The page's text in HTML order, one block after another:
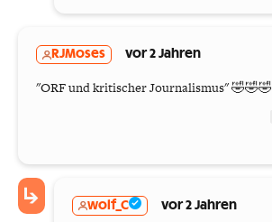
RJMoses vor 2 Jahren
"ORF und kritischer Journalismus" 🤣🤣🤣
wolf_C vor 2 Jahren